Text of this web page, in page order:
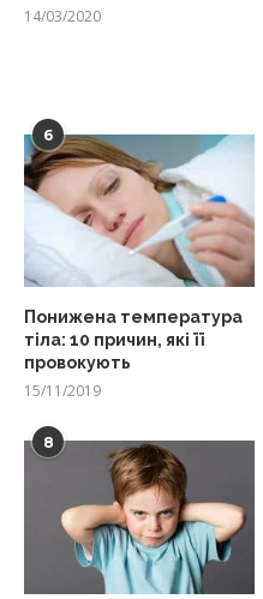
14/03/2020
6
Понижена температура
тіла: 10 причин, які її
провокують
15/11/2019
8